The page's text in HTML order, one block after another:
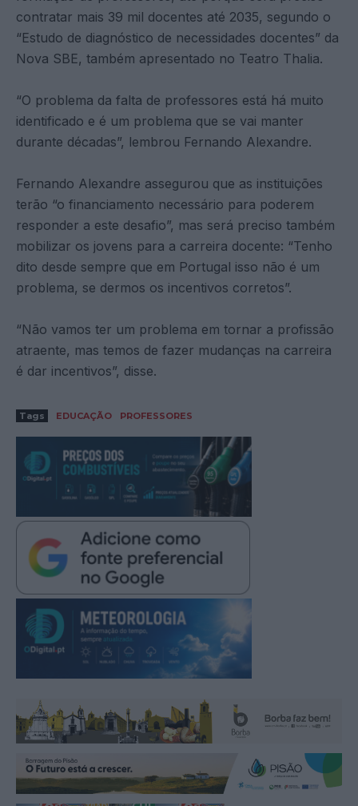
contratar mais 39 mil docentes até 2035, segundo o
“Estudo de diagnóstico de necessidades docentes” da
Nova SBE, também apresentado no Teatro Thalia.
“O problema da falta de professores está há muito
identificado e é um problema que se vai manter
durante décadas”, lembrou Fernando Alexandre.
Fernando Alexandre assegurou que as instituições
terão “o financiamento necessário para poderem
responder a este desafio”, mas será preciso também
mobilizar os jovens para a carreira docente: “Tenho
dito desde sempre que em Portugal isso não é um
problema, se dermos os incentivos corretos”.
“Não vamos ter um problema em tornar a profissão
atraente, mas temos de fazer mudanças na carreira
é dar incentivos”, disse.
Tags EDUCAÇÃO PROFESSORES